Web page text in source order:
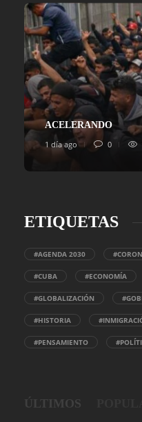
ACELERANDO
1 día ago
0
ETIQUETAS
#AGENDA 2030
#CUBA #ECONOMÍA
#GLOBALIZACIÓN
#HISTORIA
#PENSAMIENTO
ÚLTIMOS